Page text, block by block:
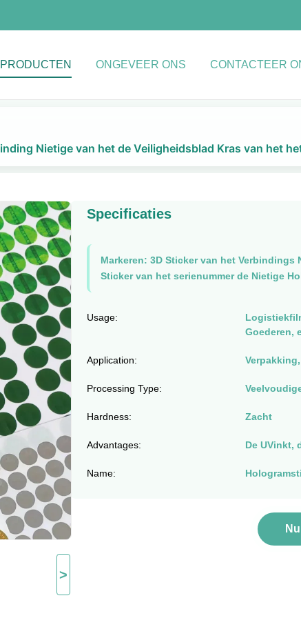
PRODUCTEN ONGEVEER ONS CONTACTEER
Nietige van het de Veiligheidsblad Kras van het
>
Specificaties
Markeren: 3D Sticker van het Verbindings
Sticker van het serienummer de Nietige
Usage:
Goederen,
Application:
Processing Type:
Hardness: Zacht
Advantages: De UVinkt,
Name: